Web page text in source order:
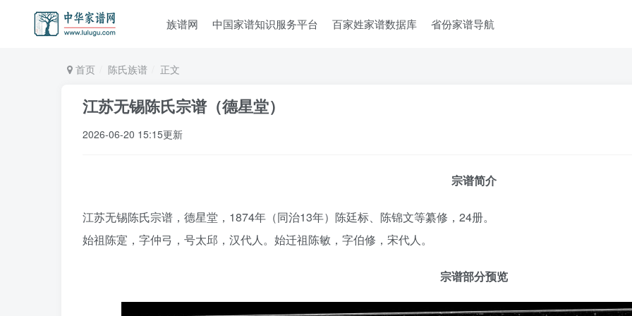
族谱网 中国家谱知识服务平台 百家姓家谱数据库 省份家谱导航
首页 陈氏族谱 正文
江苏无锡陈氏宗谱（德星堂）
2026-06-20 15:15更新
宗谱简介
江苏无锡陈氏宗谱，德星堂，1874年（同治13年）陈廷标、陈锦文等纂修，24册。
始祖陈寔，字仲弓，号太邱，汉代人。始迁祖陈敏，字伯修，宋代人。
宗谱部分预览